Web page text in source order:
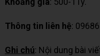
Thông tin liên hệ:
Ghi chú: Nội dung bài